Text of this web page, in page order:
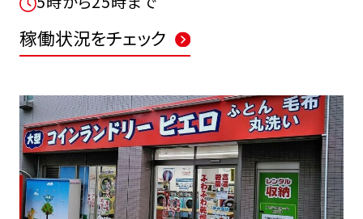
稼働状況をチェック